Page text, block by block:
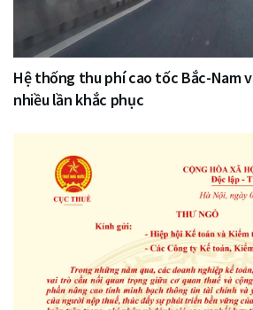
Hệ thống thu phí cao tốc Bắc-Nam
nhiều lần khắc phục